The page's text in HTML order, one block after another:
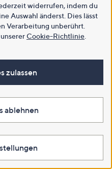
widerrufen, indem du
Auswahl änderst. Dies lässt
Verarbeitung unberührt.
Cookie-Richtlinie
zulassen
ablehnen